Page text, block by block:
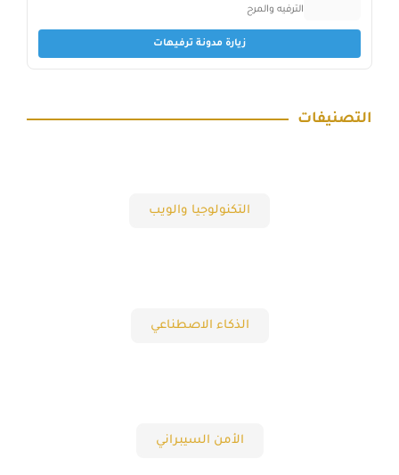
الترفيه والمرح
زيارة مدونة ترفيهات
التصنيفات
التكنولوجيا والويب
الذكاء الاصطناعي
الأمن السيبراني